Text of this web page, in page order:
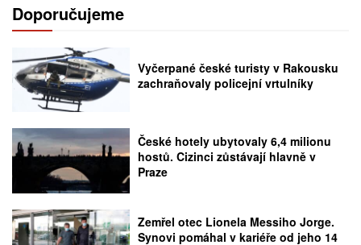
Doporučujeme
Vyčerpané české turisty v Rakousku
zachraňovaly policejní vrtulníky
České hotely ubytovaly 6,4 milionu
hostů. Cizinci zůstávají hlavně v
Praze
Zemřel otec Lionela Messiho Jorge.
Synovi pomáhal v kariéře od jeho 14